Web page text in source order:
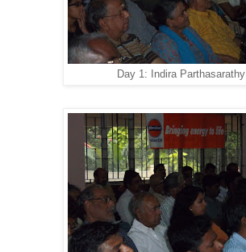
Day 1: Indira Parthasarathy